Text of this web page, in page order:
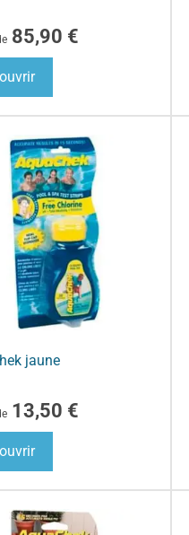
85,90 €
jaune
13,50 €